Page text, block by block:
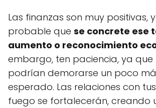
Las finanzas son muy positivas,
probable que se concrete ese
aumento o reconocimiento
embargo, ten paciencia, ya que
podrían demorarse un poco
esperado. Las relaciones con
fuego se fortalecerán, creando